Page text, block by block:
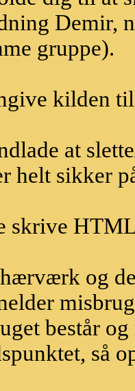
Demir,
gruppe).
kilden
at
helt sikker
skrive
og
består
så